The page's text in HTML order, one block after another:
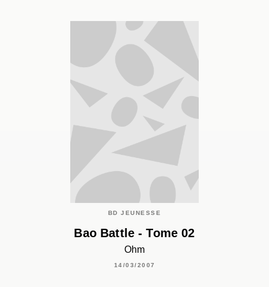
BD JEUNESSE
Bao Battle - Tome 02
Ohm
14/03/2007